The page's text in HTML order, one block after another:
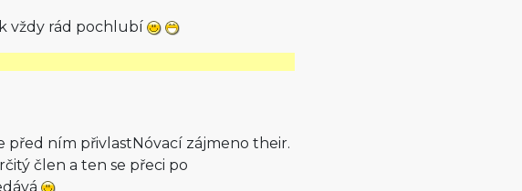
vždy rád pochlubí
ním přivlastNóvací zájmeno their.
člen a ten se přeci po